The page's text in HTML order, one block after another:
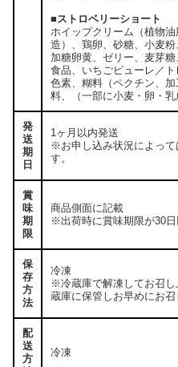
■ストロベリーショート
ホイップクリーム（植物
造）、鶏卵、砂糖、小麦粉
加糖卵黄、ゼリー、麦芽
食品、いちごピューレ／
色素、糊料（ペクチン、
料、（一部に小麦・卵・乳
発
送
期
日
1ヶ月以内発送
※お申し込み状況によって
す。
賞
味
期
限
商品側面に記載
※出荷時に賞味期限が30日
保
存
方
法
冷凍
※冷蔵庫で解凍してお召
蔵庫に保管しお早めにお召
配
送
方
冷凍